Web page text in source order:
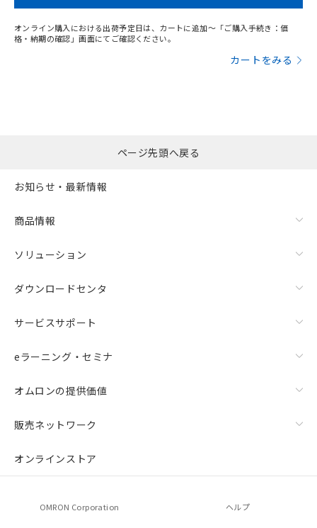
オンライン購入における出荷予定日は、カートに追加～「ご購入手続き：価
格・納期の確認」画面にてご確認ください。
カートをみる
ページ先頭へ戻る
お知らせ・最新情報
商品情報
ソリューション
ダウンロードセンタ
サービスサポート
eラーニング・セミナ
オムロンの提供価値
販売ネットワーク
オンラインストア
OMRON Corporation ヘルプ